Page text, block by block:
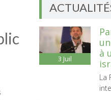
3 Juil
à
La